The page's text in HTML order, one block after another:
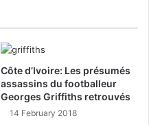
Côte d’Ivoire: Les présumés
assassins du footballeur
Georges Griffiths retrouvés
14 February 2018